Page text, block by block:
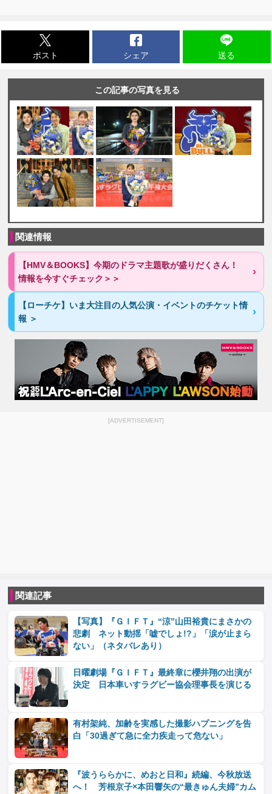
ポスト シェア 送る
この記事の写真を見る
関連情報
【HMV＆BOOKS】今期のドラマ主題歌が盛りだくさん！
情報を今すぐチェック＞＞
【ローチケ】いま大注目の人気公演・イベントのチケット情
報 ＞
[ADVERTISEMENT]
関連記事
【写真】『ＧＩＦＴ』“涼”山田裕貴にまさかの
悲劇 ネット動揺「嘘でしょ!?」「涙が止まら
ない」（ネタバレあり）
日曜劇場『ＧＩＦＴ』最終章に櫻井翔の出演が
決定 日本車いすラグビー協会理事長を演じる
有村架純、加齢を実感した撮影ハプニングを告
白「30過ぎて急に全力疾走って危ない」
『波うららかに、めおと日和』続編、今秋放送
へ！ 芳根京子×本田響矢の“最きゅん夫婦”カム